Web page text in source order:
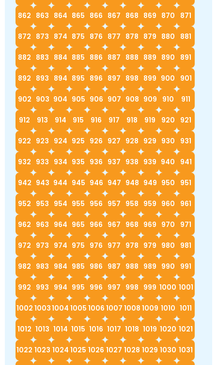
862 863 864 865 866 867 868 869 870 871
872 873 874 875 876 877 878 879 880 881
882 883 884 885 886 887 888 889 890 891
892 893 894 895 896 897 898 899 900 901
902 903 904 905 906 907 908 909 910 911
912 913 914 915 916 917 918 919 920 921
922 923 924 925 926 927 928 929 930 931
932 933 934 935 936 937 938 939 940 941
942 943 944 945 946 947 948 949 950 951
952 953 954 955 956 957 958 959 960 961
962 963 964 965 966 967 968 969 970 971
972 973 974 975 976 977 978 979 980 981
982 983 984 985 986 987 988 989 990 991
992 993 994 995 996 997 998 999 1000 1001
1002 10031004 1005 1006 1007 1008 1009 1010 1011
1012 1013 1014 1015 1016 1017 1018 1019 1020 1021
1022 1023 1024 1025 1026 1027 1028 1029 1030 1031